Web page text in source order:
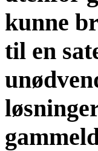
kunne
til en